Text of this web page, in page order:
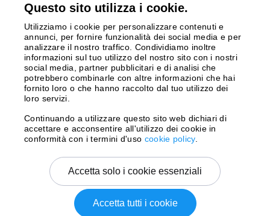
Olanda
Polonia
Spagna
Svezia
Pagamento
Spedizione con
Questo sito utilizza i cookie.
Utilizziamo i cookie per personalizzare contenuti e
annunci, per fornire funzionalità dei social media e per
analizzare il nostro traffico. Condividiamo inoltre
informazioni sul tuo utilizzo del nostro sito con i nostri
social media, partner pubblicitari e di analisi che
potrebbero combinarle con altre informazioni che hai
fornito loro o che hanno raccolto dal tuo utilizzo dei
loro servizi.
Continuando a utilizzare questo sito web dichiari di
accettare e acconsentire all'utilizzo dei cookie in
conformità con i termini d'uso cookie policy.
Accetta solo i cookie essenziali
Accetta tutti i cookie